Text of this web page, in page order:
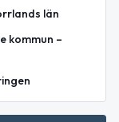
län
kommun –